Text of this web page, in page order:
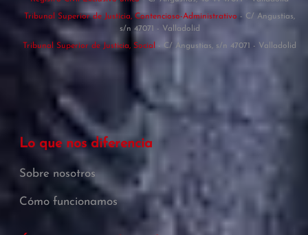
Tribunal Superior de Justicia, Contencioso-Administrativo - C/ Angustias,
s/n 47071 - Valladolid
Tribunal Superior de Justicia, Social - C/ Angustias, s/n 47071 - Valladolid
Lo que nos diferencia
Sobre nosotros
Cómo funcionamos